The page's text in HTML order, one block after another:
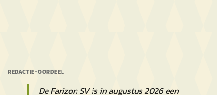
REDACTIE-OORDEEL
De Farizon SV is in augustus 2026 een